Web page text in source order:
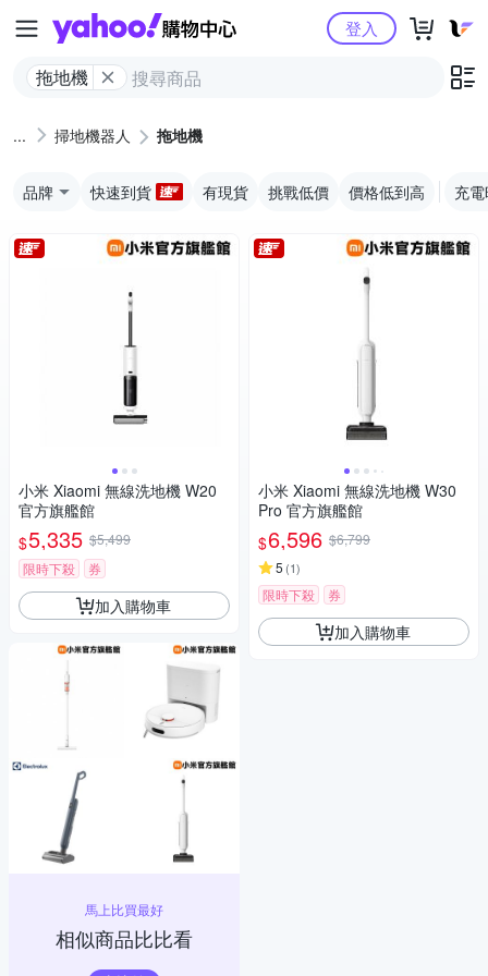
Yahoo購物中心
拖地機
登入
掃地機器人 拖地機
品牌 快速到貨 有現貨 挑戰低價 價格低到高 充
小米 Xiaomi 無線洗地機 W20
官方旗艦館
$5,335 $5,499
限時下殺
券
加入購物車
馬上比買最好
相似商品比比看
小米 Xiaomi 無線洗地機 W30
Pro 官方旗艦館
$6,596 $6,799
5 (1)
限時下殺 券
加入購物車